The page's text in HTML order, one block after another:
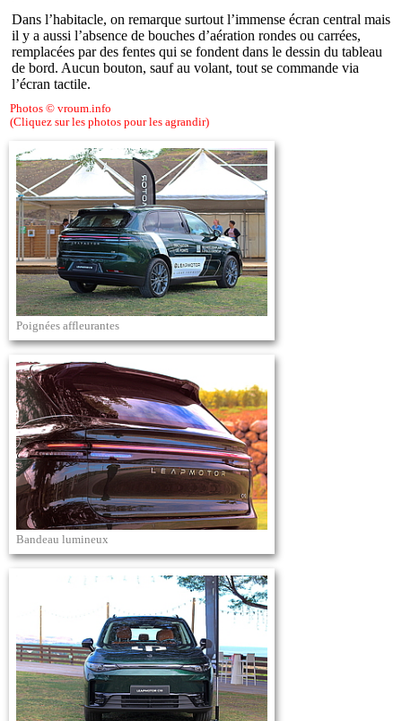
Dans l’habitacle, on remarque surtout l’immense écran central mais
il y a aussi l’absence de bouches d’aération rondes ou carrées,
remplacées par des fentes qui se fondent dans le dessin du tableau
de bord. Aucun bouton, sauf au volant, tout se commande via
l’écran tactile.
Photos © vroum.info
(Cliquez sur les photos pour les agrandir)
Poignées affleurantes
Bandeau lumineux